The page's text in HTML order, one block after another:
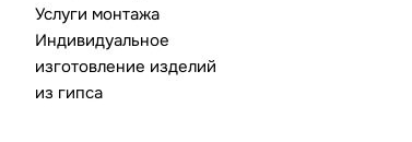
Услуги монтажа
Индивидуальное
изготовление изделий
из гипса